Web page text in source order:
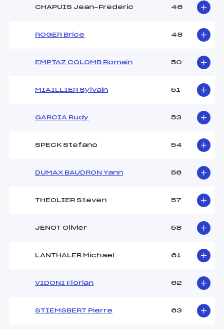
CHAPUIS Jean-Frederic 46
ROGER Brice 48
EMPTAZ COLOMB Romain 50
MIAILLIER Sylvain 51
GARCIA Rudy 53
SPECK Stefano 54
DUMAX BAUDRON Yann 56
THEOLIER Steven 57
JENOT Olivier 58
LANTHALER Michael 61
VIDONI Florian 62
STIEMSBERT Pierre 63